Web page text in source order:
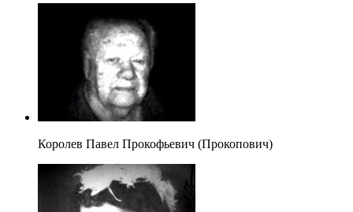
Королев Павел Прокофьевич (Прокопович)